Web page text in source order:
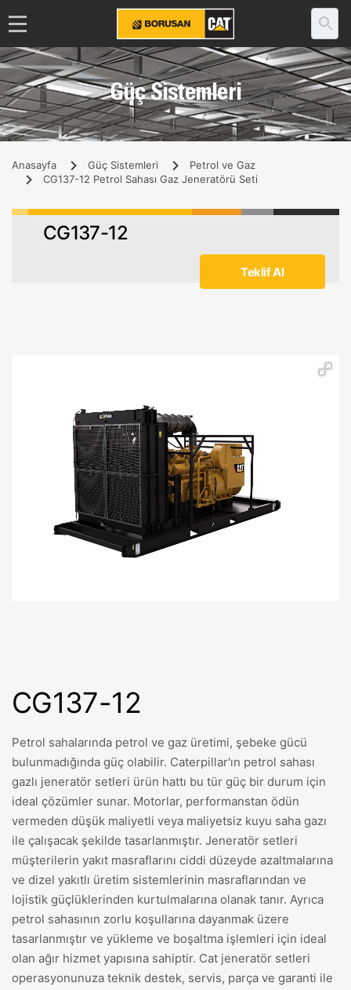
Güç Sistemleri
Anasayfa Güç Sistemleri
Petrol ve Gaz
CG137-12 Petrol Sahası Gaz Jeneratörü Seti
CG137-12
Teklif Al
CG137-12
Petrol sahalarında petrol ve gaz üretimi, şebeke gücü
bulunmadığında güç olabilir. Caterpillar'ın petrol sahası
gazlı jeneratör setleri ürün hattı bu tür güç bir durum için
ideal çözümler sunar. Motorlar, performanstan ödün
vermeden düşük maliyetli veya maliyetsiz kuyu saha gazı
ile çalışacak şekilde tasarlanmıştır. Jeneratör setleri
müşterilerin yakıt masraflarını ciddi düzeyde azaltmalarına
ve dizel yakıtlı üretim sistemlerinin masraflarından ve
lojistik güçlüklerinden kurtulmalarına olanak tanır. Ayrıca
petrol sahasının zorlu koşullarına dayanmak üzere
tasarlanmıştır ve yükleme ve boşaltma işlemleri için ideal
olan ağır hizmet yapısına sahiptir. Cat jeneratör setleri
operasyonunuza teknik destek, servis, parça ve garanti ile